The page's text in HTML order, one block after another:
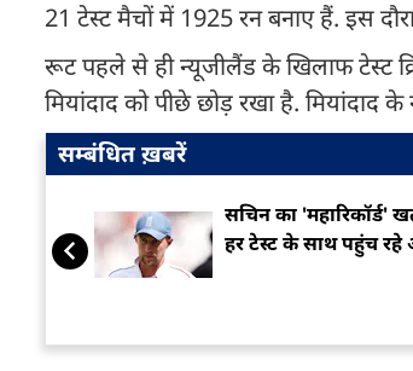
21 टेस्ट मैचों में 1925 रन बनाए हैं. इस
रूट पहले से ही न्यूजीलैंड के खिलाफ टेस्ट
मियांदाद को पीछे छोड़ रखा है.
सम्बंधित ख़बरें
सचिन का 'महारिकॉर्ड'
हर टेस्ट के साथ पहुंच रहे